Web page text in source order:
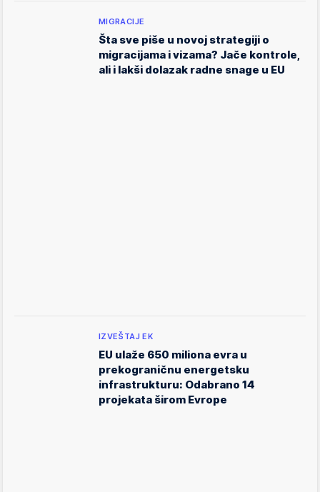
MIGRACIJE
Šta sve piše u novoj strategiji o
migracijama i vizama? Jače kontrole,
ali i lakši dolazak radne snage u EU
IZVEŠTAJ EK
EU ulaže 650 miliona evra u
prekograničnu energetsku
infrastrukturu: Odabrano 14
projekata širom Evrope